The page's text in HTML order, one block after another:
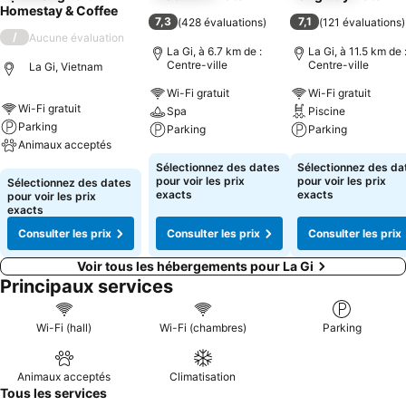
Homestay & Coffee
/ Aucune évaluation
La Gi, Vietnam
Wi-Fi gratuit
Parking
Animaux acceptés
Consulter les prix
Sélectionnez des dates
pour voir les prix
exacts
Consulter les prix
7,3 (428 évaluations)
La Gi, à 6.7 km de :
Centre-ville
Wi-Fi gratuit
Spa
Parking
Consulter les prix
Sélectionnez des dates
pour voir les prix
exacts
Consulter les prix
7,1 (121 évaluations)
La Gi, à 11.5 km de :
Centre-ville
Wi-Fi gratuit
Piscine
Parking
Consulter les
Sélectionnez des
pour voir les prix
exacts
Consulter les prix
Voir tous les hébergements pour La Gi
Principaux services
Wi-Fi (hall) Wi-Fi (chambres) Parking
Animaux acceptés Climatisation
Tous les services